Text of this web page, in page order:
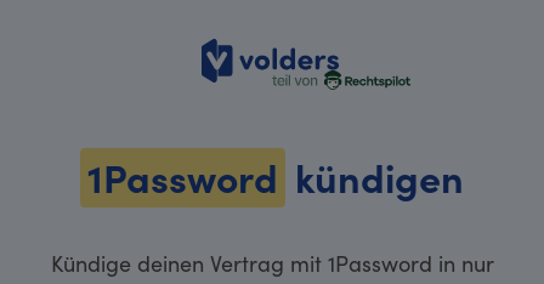
volders
1Password kündigen
Kündige deinen Vertrag mit 1Password in nur